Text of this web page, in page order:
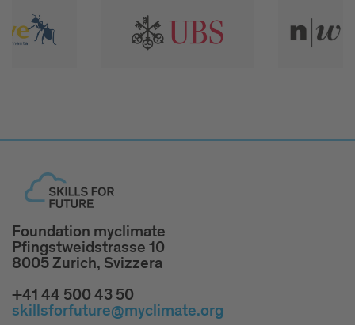
Foundation myclimate
Pfingstweidstrasse 10
8005 Zurich, Svizzera
+41 44 500 43 50
skillsforfuture@myclimate.org